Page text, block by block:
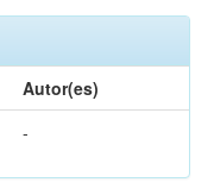
Autor(es)
-